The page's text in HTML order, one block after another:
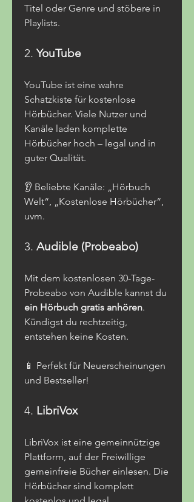
Titel oder Genre und stöbere in
Playlists.
2. YouTube
YouTube ist eine wahre
Schatzkiste für kostenlose
Hörbücher. Viele Nutzer und
Kanäle laden komplette
Hörbücher hoch – legal und in
guter Qualität.
👂 Beliebte Kanäle: „Hörbuch
Welt“, „Kostenlose Hörbücher“,
uvm.
3. Audible (Probeabo)
Mit dem kostenlosen 30-Tage-
ein Hörbuch gratis anhören.
Kündigst du rechtzeitig,
entstehen keine Kosten.
📱 Perfekt für Neuerscheinungen
und Bestseller!
4. LibriVox
LibriVox ist eine gemeinnützige
Plattform, auf der Freiwillige
gemeinfreie Bücher einlesen. Die
Hörbücher sind komplett